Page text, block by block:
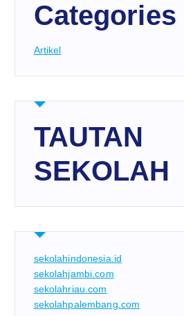
Categories
Artikel
TAUTAN
SEKOLAH
sekolahindonesia.id
sekolahjambi.com
sekolahriau.com
sekolahpalembang.com